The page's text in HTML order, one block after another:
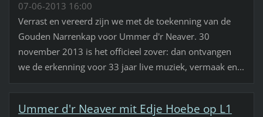
07-06-2013 16:00
Verrast en vereerd zijn we met de toekenning van de
Gouden Narrenkap voor Ummer d'r Neaver. 30
november 2013 is het officieel zover: dan ontvangen
we de erkenning voor 33 jaar live muziek, vermaak en...
Ummer d'r Neaver mit Edje Hoebe op L1